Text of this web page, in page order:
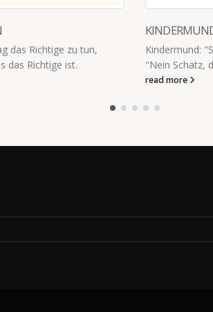
mal Papa, ich bin eine Kaffeemaschine"
du hast Durchfall"